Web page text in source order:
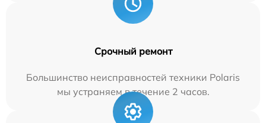
Срочный ремонт
Большинство неисправностей техники Polaris
мы устраняем в течение 2 часов.